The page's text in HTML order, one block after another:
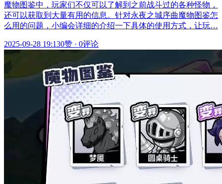
魔物图鉴中，玩家们不仅可以了解到之前战斗过的各种怪物，
还可以获取到大量有用的信息。针对永夜之城序曲魔物图鉴怎
么用的问题，小编会详细的介绍一下具体的使用方式，让玩…
2025-09-28 19:130赞 · 0评论